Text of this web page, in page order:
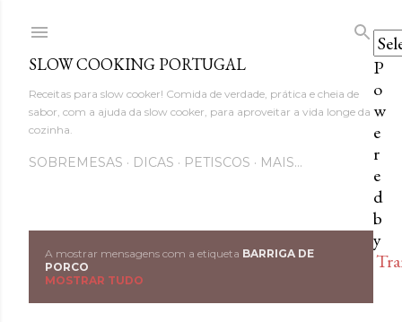
Avançar para o conteúdo
P
o
w
e
r
e
d
b
y
SLOW COOKING PORTUGAL
Receitas para slow cooker! Comida de verdade, prática e cheia de
sabor, com a ajuda da slow cooker, para aproveitar a vida longe da
cozinha.
SOBREMESAS DICAS PETISCOS MAIS…
M
e
A mostrar mensagens com a etiqueta BARRIGA DE
PORCO
MOSTRAR TUDO